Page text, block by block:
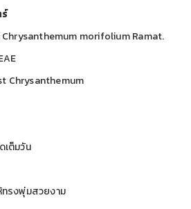
morifolium Ramat.
Chrysanthemum
เต็มวัน
รงพุ่มสวยงาม